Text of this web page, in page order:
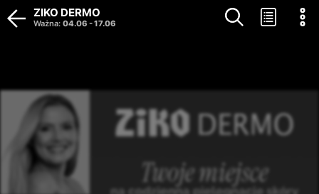
ZIKO DERMO
Ważna: 04.06 -17.06